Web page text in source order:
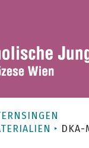
DKA-